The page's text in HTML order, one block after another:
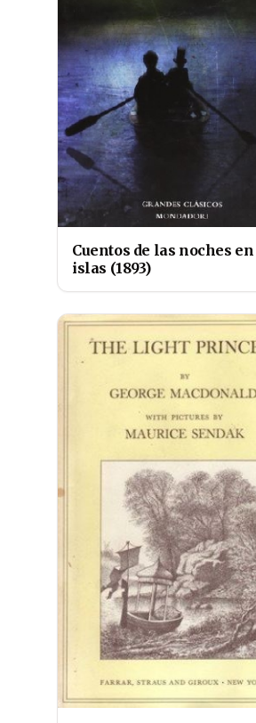
Cuentos de las noches
islas (1893)